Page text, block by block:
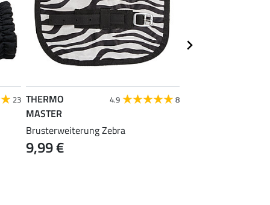
23 THERMO
MASTER
4.9 8
Brusterweiterung Zebra
9,99 €